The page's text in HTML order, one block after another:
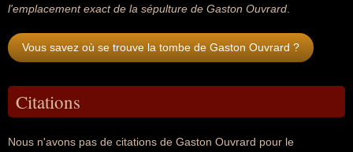
l'emplacement exact de la sépulture de Gaston Ouvrard
Vous savez où se trouve la tombe de Gaston Ouvrard ?
Citations
Nous n'avons pas de citations de Gaston Ouvrard pour le